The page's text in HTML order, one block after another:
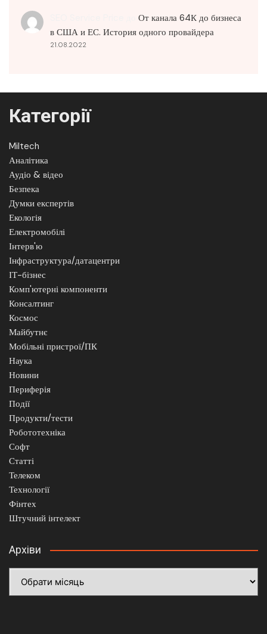
От канала 64К до бизнеса
в США и ЕС. История одного провайдера
21.08.2022
Категорії
Miltech
Аналітика
Аудіо & відео
Безпека
Думки експертів
Екологія
Електромобілі
Інтерв'ю
Інфраструктура/датацентри
ІТ-бізнес
Комп'ютерні компоненти
Консалтинг
Космос
Майбутнє
Мобільні пристрої/ПК
Наука
Новини
Периферія
Події
Продукти/тести
Робототехніка
Софт
Статті
Телеком
Технології
Фінтех
Штучний інтелект
Архіви